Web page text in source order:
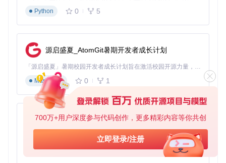
700万+用户深度参与代码创作，更多精彩内容等你共创
立即登录/注册
网络环境的优化建议
网络质量是影响串流体验的关键因素之一。对于有线网络用
户，建议使用千兆以太网连接，确保稳定的带宽和低延迟。无
线网络用户则应选择5GHz频段，并将路由器放置在设备之间
无遮挡的位置。如果家中网络环境复杂，可以在Sunshine设置
中启用"QoS优先级"，为游戏串流数据分配更高的网络优先
级，减少其他设备占用带宽对游戏体验的影响。
跨设备协同场景：游戏体验的无边界延伸
Sunshine的价值不仅在于单一设备的串流，更在于多设备之间
的协同工作，创造出传统游戏方式无法实现的场景。
：想象一下，你在书房的PC上玩策略游戏，同
时在客厅的电视上显示战场地图，在平板上查看资源管理界
面。通过Sunshine的多会话支持，你可以将游戏的不同界面投
Python
0 5
源启盛夏_AtomGit暑期开发者成长计划
「源启盛夏」暑期校园开发者成长计划旨在激活校园开源力量，通过积分激励、认证扶持、资源倾斜等形式，引导高校组织和开发者完成「入驻 — 建项目 — 做贡献 — 获认证 — 得资源」的完整闭环。无论你是想带领社团入驻平台的组织者，还是希望用代码贡献证明自己的开发者，都能在这里找到属于你的成长路径。
Markdown
0 1
py-xiaozhi
基于Python的Xiaozhi AI，适用于想要完整Xiaozhi体验而无需拥有专用硬件的用户。
Python
0 1